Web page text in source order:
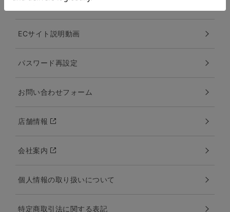
ECサイト説明動画
パスワード再設定
お問い合わせフォーム
店舗情報
会社案内
個人情報の取り扱いについて
特定商取引法に関する表記